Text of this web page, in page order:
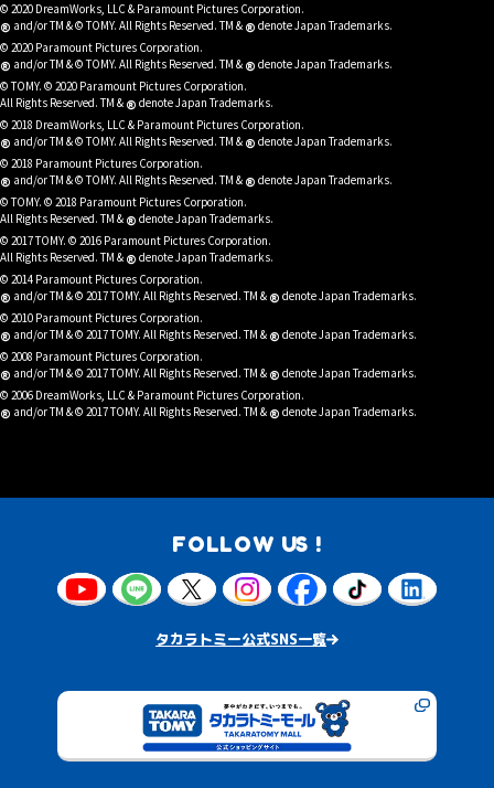
© 2020 DreamWorks, LLC & Paramount Pictures Corporation.
® and/or TM & © TOMY. All Rights Reserved. TM & ® denote Japan Trademarks.
© 2020 Paramount Pictures Corporation.
® and/or TM & © TOMY. All Rights Reserved. TM & ® denote Japan Trademarks.
© TOMY. © 2020 Paramount Pictures Corporation.
All Rights Reserved. TM & ® denote Japan Trademarks.
© 2018 DreamWorks, LLC & Paramount Pictures Corporation.
® and/or TM & © TOMY. All Rights Reserved. TM & ® denote Japan Trademarks.
© 2018 Paramount Pictures Corporation.
® and/or TM & © TOMY. All Rights Reserved. TM & ® denote Japan Trademarks.
© TOMY. © 2018 Paramount Pictures Corporation.
All Rights Reserved. TM & ® denote Japan Trademarks.
© 2017 TOMY. © 2016 Paramount Pictures Corporation.
All Rights Reserved. TM & ® denote Japan Trademarks.
© 2014 Paramount Pictures Corporation.
® and/or TM & © 2017 TOMY. All Rights Reserved. TM & ® denote Japan Trademarks.
© 2010 Paramount Pictures Corporation.
® and/or TM & © 2017 TOMY. All Rights Reserved. TM & ® denote Japan Trademarks.
© 2008 Paramount Pictures Corporation.
® and/or TM & © 2017 TOMY. All Rights Reserved. TM & ® denote Japan Trademarks.
© 2006 DreamWorks, LLC & Paramount Pictures Corporation.
® and/or TM & © 2017 TOMY. All Rights Reserved. TM & ® denote Japan Trademarks.
FOLLOW US !
タカラトミー公式SNS一覧